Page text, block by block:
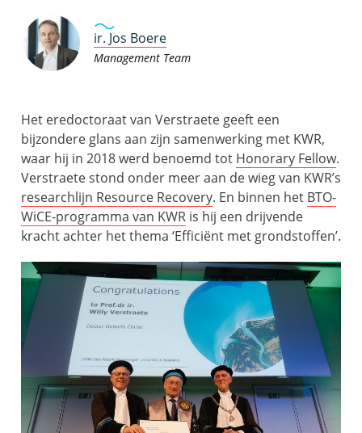
ir. Jos Boere
Management Team
Het eredoctoraat van Verstraete geeft een
bijzondere glans aan zijn samenwerking met KWR,
waar hij in 2018 werd benoemd tot Honorary Fellow.
Verstraete stond onder meer aan de wieg van KWR’s
researchlijn Resource Recovery. En binnen het BTO-
WiCE-programma van KWR is hij een drijvende
kracht achter het thema ‘Efficiënt met grondstoffen’.